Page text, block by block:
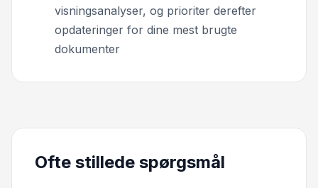
visningsanalyser, og prioriter derefter
opdateringer for dine mest brugte
dokumenter
Ofte stillede spørgsmål